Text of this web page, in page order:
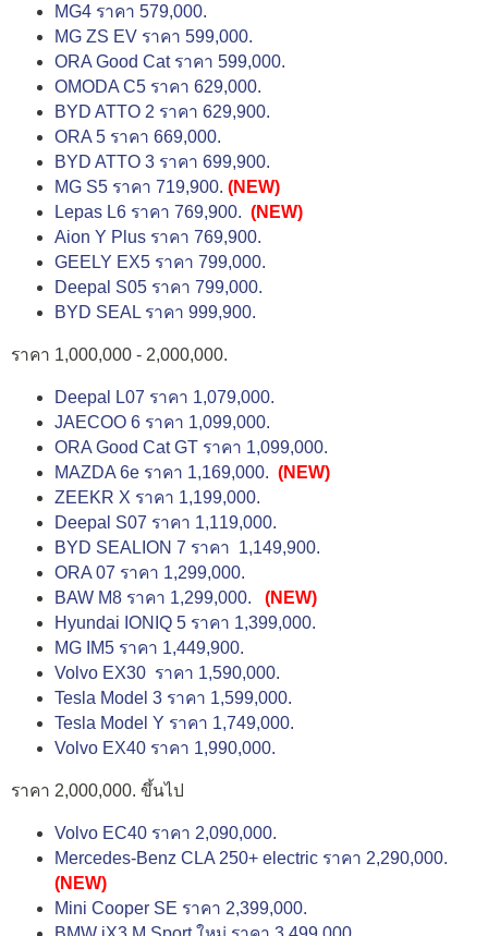
MG4 ราคา 579,000.
MG ZS EV ราคา 599,000.
ORA Good Cat ราคา 599,000.
OMODA C5 ราคา 629,000.
BYD ATTO 2 ราคา 629,900.
ORA 5 ราคา 669,000.
BYD ATTO 3 ราคา 699,900.
MG S5 ราคา 719,900. (NEW)
Lepas L6 ราคา 769,900. (NEW)
Aion Y Plus ราคา 769,900.
GEELY EX5 ราคา 799,000.
Deepal S05 ราคา 799,000.
BYD SEAL ราคา 999,900.
ราคา 1,000,000 - 2,000,000.
Deepal L07 ราคา 1,079,000.
JAECOO 6 ราคา 1,099,000.
ORA Good Cat GT ราคา 1,099,000.
MAZDA 6e ราคา 1,169,000. (NEW)
ZEEKR X ราคา 1,199,000.
Deepal S07 ราคา 1,119,000.
BYD SEALION 7 ราคา 1,149,900.
ORA 07 ราคา 1,299,000.
BAW M8 ราคา 1,299,000.
(NEW)
Hyundai IONIQ 5 ราคา 1,399,000.
MG IM5 ราคา 1,449,900.
Volvo EX30 ราคา 1,590,000.
Tesla Model 3 ราคา 1,599,000.
Tesla Model Y ราคา 1,749,000.
Volvo EX40 ราคา 1,990,000.
ราคา 2,000,000. ขึ้นไป
Volvo EC40 ราคา 2,090,000.
Mercedes-Benz CLA 250+ electric ราคา 2,290,000.
(NEW)
Mini Cooper SE ราคา 2,399,000.